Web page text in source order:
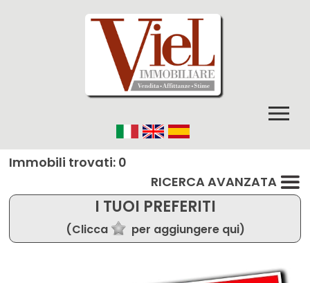
Immobili trovati: 0
RICERCA AVANZATA
I TUOI PREFERITI
(Clicca per aggiungere qui)